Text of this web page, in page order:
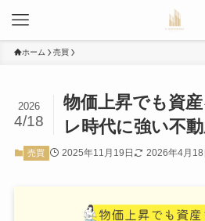
ホーム 売買
物価上昇でも資
レ時代に強い不
2026
4/18
売買 2025年11月19日 2026年4月18